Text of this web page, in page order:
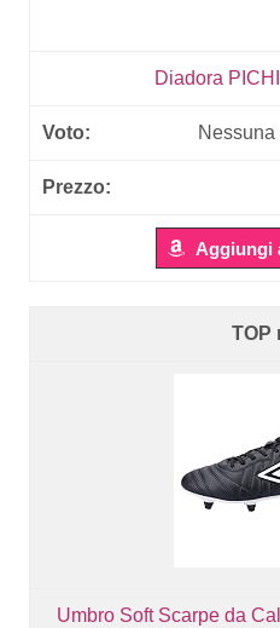
Diadora
Aggiungi
Umbro Soft Scarpe da